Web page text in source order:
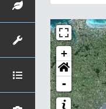
+
-